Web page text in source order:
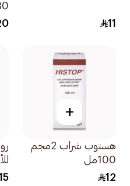
11
+
هستوب شراب 2مجم
100مل
12